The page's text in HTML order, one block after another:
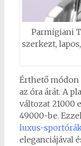
Parmigiani
szerkezt,
Érthető módon
az óra árát. A
változat 21000
49000-be.
luxus-
eleganciájával